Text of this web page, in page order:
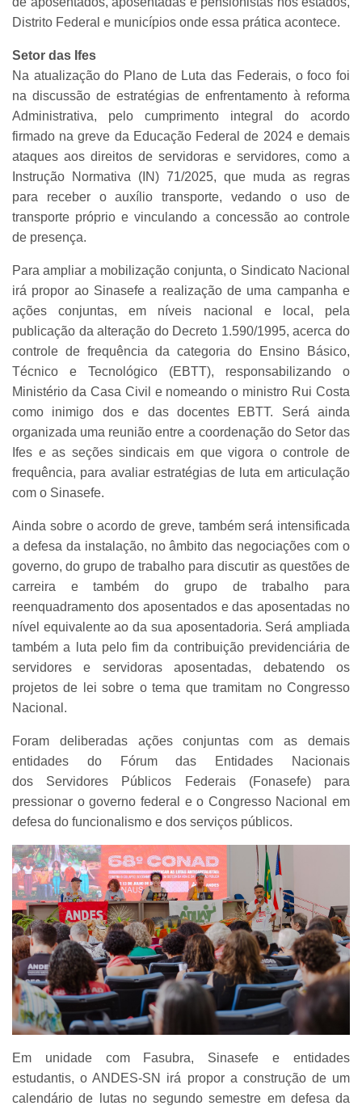
Distrito Federal e municípios onde essa prática acontece.
Setor das Ifes
Na atualização do Plano de Luta das Federais, o foco foi
na discussão de estratégias de enfrentamento à reforma
Administrativa, pelo cumprimento integral do acordo
firmado na greve da Educação Federal de 2024 e demais
ataques aos direitos de servidoras e servidores, como a
Instrução Normativa (IN) 71/2025, que muda as regras
para receber o auxílio transporte, vedando o uso de
transporte próprio e vinculando a concessão ao controle
de presença.
Para ampliar a mobilização conjunta, o Sindicato Nacional
irá propor ao Sinasefe a realização de uma campanha e
ações conjuntas, em níveis nacional e local, pela
publicação da alteração do Decreto 1.590/1995, acerca do
controle de frequência da categoria do Ensino Básico,
Técnico e Tecnológico (EBTT), responsabilizando o
Ministério da Casa Civil e nomeando o ministro Rui Costa
como inimigo dos e das docentes EBTT. Será ainda
organizada uma reunião entre a coordenação do Setor das
Ifes e as seções sindicais em que vigora o controle de
frequência, para avaliar estratégias de luta em articulação
com o Sinasefe.
Ainda sobre o acordo de greve, também será intensificada
a defesa da instalação, no âmbito das negociações com o
governo, do grupo de trabalho para discutir as questões de
carreira e também do grupo de trabalho para
reenquadramento dos aposentados e das aposentadas no
nível equivalente ao da sua aposentadoria. Será ampliada
também a luta pelo fim da contribuição previdenciária de
servidores e servidoras aposentadas, debatendo os
projetos de lei sobre o tema que tramitam no Congresso
Nacional.
Foram deliberadas ações conjuntas com as demais
entidades do Fórum das Entidades Nacionais
dos Servidores Públicos Federais (Fonasefe) para
pressionar o governo federal e o Congresso Nacional em
defesa do funcionalismo e dos serviços públicos.
Em unidade com Fasubra, Sinasefe e entidades
estudantis, o ANDES-SN irá propor a construção de um
calendário de lutas no segundo semestre em defesa da